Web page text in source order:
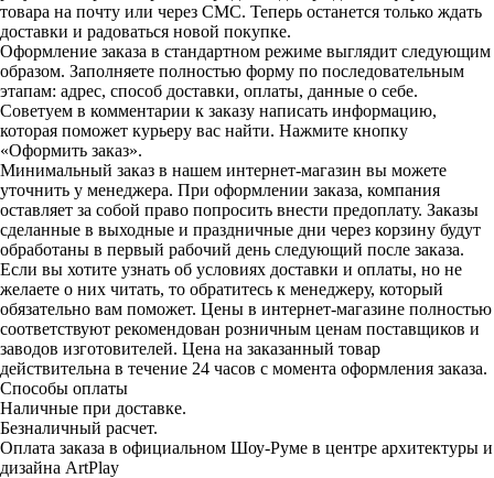
товара на почту или через СМС. Теперь останется только ждать
доставки и радоваться новой покупке.
Оформление заказа в стандартном режиме выглядит следующим
образом. Заполняете полностью форму по последовательным
этапам: адрес, способ доставки, оплаты, данные о себе.
Советуем в комментарии к заказу написать информацию,
которая поможет курьеру вас найти. Нажмите кнопку
«Оформить заказ».
Минимальный заказ в нашем интернет-магазин вы можете
уточнить у менеджера. При оформлении заказа, компания
оставляет за собой право попросить внести предоплату. Заказы
сделанные в выходные и праздничные дни через корзину будут
обработаны в первый рабочий день следующий после заказа.
Если вы хотите узнать об условиях доставки и оплаты, но не
желаете о них читать, то обратитесь к менеджеру, который
обязательно вам поможет. Цены в интернет-магазине полностью
соответствуют рекомендован розничным ценам поставщиков и
заводов изготовителей. Цена на заказанный товар
действительна в течение 24 часов с момента оформления заказа.
Способы оплаты
Наличные при доставке.
Безналичный расчет.
Оплата заказа в официальном Шоу-Руме в центре архитектуры и
дизайна ArtPlay